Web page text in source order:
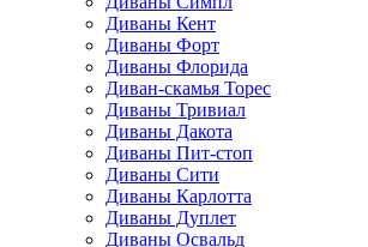
Диваны Кент
Диваны Форт
Диваны Флорида
Диван-скамья Торес
Диваны Тривиал
Диваны Дакота
Диваны Пит-стоп
Диваны Сити
Диваны Карлотта
Диваны Дуплет
Диваны Освальд